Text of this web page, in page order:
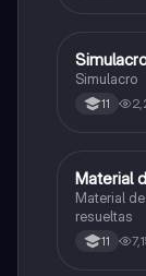
ICFES:
Simulacro
11
ICFES:
Material
Material
resueltas
11